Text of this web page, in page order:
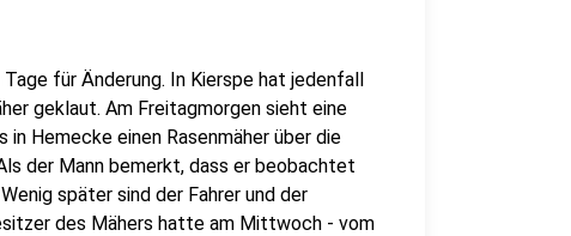
für Änderung. In Kierspe hat jedenfall
geklaut. Am Freitagmorgen sieht eine
Hemecke einen Rasenmäher über die
der Mann bemerkt, dass er beobachtet
später sind der Fahrer und der
des Mähers hatte am Mittwoch - vom